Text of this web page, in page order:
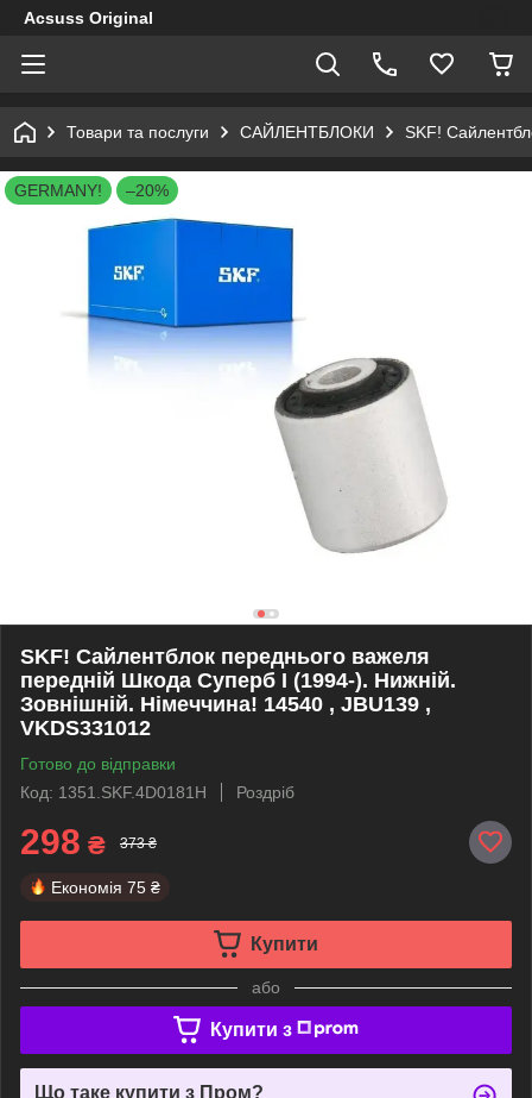
Acsuss Original
Товари та послуги САЙЛЕНТБЛОКИ SKF!
GERMANY! –20%
SKF! Сайлентблок переднього важеля
передній Шкода Суперб I (1994-). Нижній.
Зовнішній. Німеччина! 14540 , JBU139 ,
VKDS331012
Готово до відправки
Код: 1351.SKF.4D0181H
Роздріб
298 ₴ 373 ₴
Економія 75 ₴
Купити
або
Купити з
Що таке купити з Пром?